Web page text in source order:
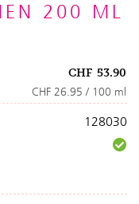
200 ML
CHF 53.90
CHF 26.95 / 100 ml
128030